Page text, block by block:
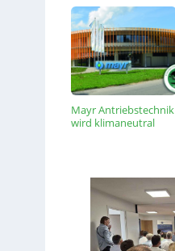
Mayr Antriebstechnik
wird klimaneutral